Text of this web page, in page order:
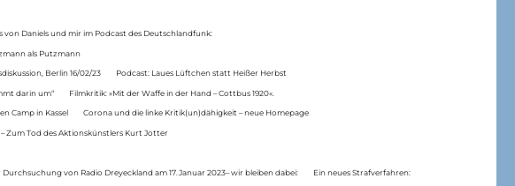
von Daniels und mir im Podcast des Deutschlandfunk:
als Putzmann
Berlin 16/02/23 Podcast: Laues Lüftchen statt Heißer Herbst
darin um“ Filmkritik: »Mit der Waffe in der Hand – Cottbus 1920«.
Camp in Kassel Corona und die linke Kritik(un)dähigkeit – neue Homepage
Zum Tod des Aktionskünstlers Kurt Jotter
Durchsuchung von Radio Dreyeckland am 17.Januar 2023– wir bleiben dabei: Ein neues Strafverfahren: